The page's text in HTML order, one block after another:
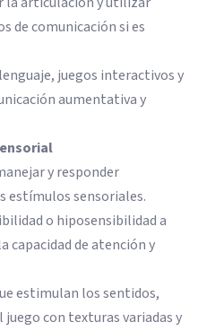
de comunicación si es
juegos interactivos y
aumentativa y
y responder
estímulos sensoriales.
o hiposensibilidad a
capacidad de atención y
estimulan los sentidos,
con texturas variadas y